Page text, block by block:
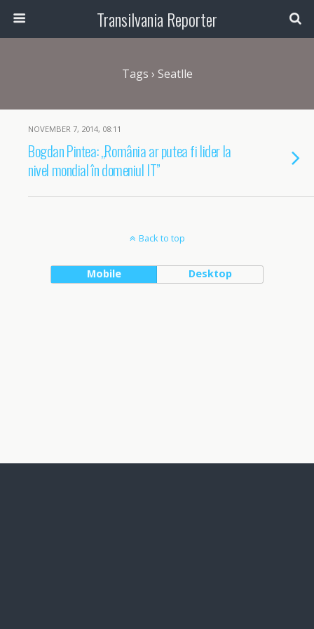
Transilvania Reporter
Tags › Seatlle
NOVEMBER 7, 2014, 08:11
Bogdan Pintea: „România ar putea fi lider la
nivel mondial în domeniul IT”
Back to top
Mobile Desktop